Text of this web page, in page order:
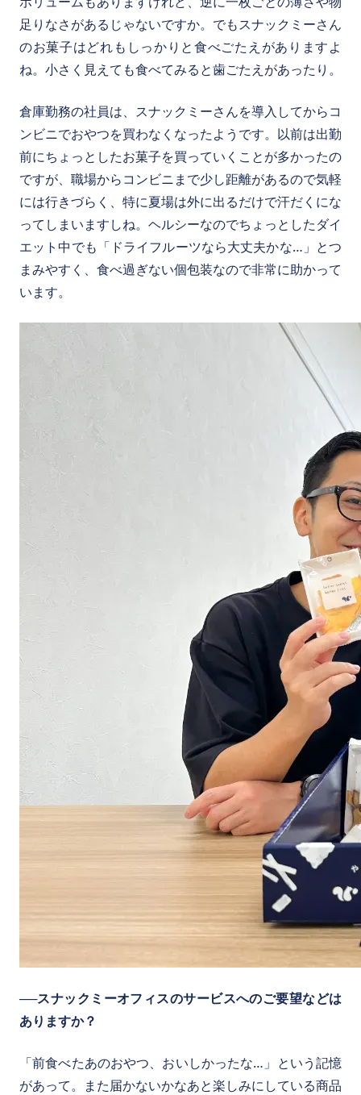
足りなさがあるじゃないですか。でもスナックミーさん
のお菓子はどれもしっかりと食べごたえがありますよ
ね。小さく見えても食べてみると歯ごたえがあったり。
倉庫勤務の社員は、スナックミーさんを導入してからコ
ンビニでおやつを買わなくなったようです。以前は出勤
前にちょっとしたお菓子を買っていくことが多かったの
ですが、職場からコンビニまで少し距離があるので気軽
には行きづらく、特に夏場は外に出るだけで汗だくにな
ってしまいますしね。ヘルシーなのでちょっとしたダイ
エット中でも「ドライフルーツなら大丈夫かな…」とつ
まみやすく、食べ過ぎない個包装なので非常に助かって
います。
──スナックミーオフィスのサービスへのご要望などは
ありますか？
「前食べたあのおやつ、おいしかったな…」という記憶
があって。また届かないかなあと楽しみにしている商品